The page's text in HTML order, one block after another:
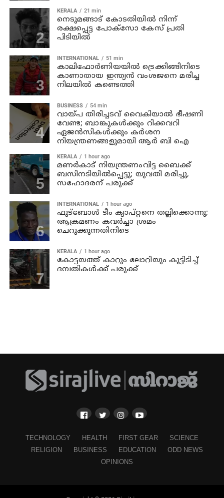
KERALA 21 min
നെടുമങ്ങാട് കോടതിയില്‍ നിന്ന്
രക്ഷപ്പെട്ട പോക്‌സോ കേസ് പ്രതി
പിടിയില്‍
INTERNATIONAL 51 min
കാലിഫോര്‍ണിയയില്‍ ട്രെക്കിങ്ങിനിടെ
കാണാതായ ഇന്ത്യന്‍ വംശജനെ മരിച്ച
നിലയില്‍ കണ്ടെത്തി
BUSINESS 54 min
വായ്പ തിരിച്ചടവ് വൈകിയാൽ ഭീഷണി
വേണ്ട; ബാങ്കുകൾക്കും റിക്കവറി
ഏജൻസികൾക്കും കർശന
നിയന്ത്രണങ്ങളുമായി ആർ ബി ഐ
KERALA 1 hour ago
മണര്‍കാട് നിയന്ത്രണംവിട്ട ബൈക്ക്
ബസിനടിയിൽപ്പെട്ടു; യുവതി മരിച്ചു,
സഹോദരന് പരുക്ക്
INTERNATIONAL 1 hour ago
ഫുട്ബോൾ ടീം ക്യാപ്റ്റനെ തല്ലിക്കൊന്നു;
ആക്രമണം കവർച്ചാ ശ്രമം
ചെറുക്കുന്നതിനിടെ
KERALA 1 hour ago
കോട്ടയത്ത് കാറും ലോറിയും കൂട്ടിടിച്ച്
ദമ്പതികള്‍ക്ക് പരുക്ക്
TECHNOLOGY HEALTH FIRST GEAR
SCIENCE
RELIGION
BUSINESS EDUCATION
ODD NEWS
OPINIONS